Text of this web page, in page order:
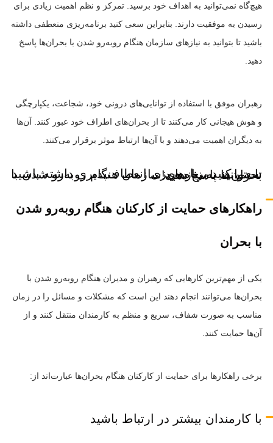
هیچ‌گاه نمی‌توانید به اهداف خود برسید. تمرکز و نظم اهمیت زیادی برای
رسیدن به موفقیت دارند. بنابراین سعی کنید برنامه‌ریزی منعطفی داشته
باشید تا بتوانید به نیازهای سازمان هنگام روبه‌رو شدن با بحران‌ها پاسخ
دهید.
رهبران موفق با استفاده از توانایی‌های درونی خود، شجاعت، یکپارچگی
و هوش هیجانی کار می‌کنند تا از بحران‌های اطراف خود عبور کنند. آن‌ها
به دیگران اهمیت می‌دهند و با آن‌ها ارتباط موثر برقرار می‌کنند.
سعی کنید برنامه‌ریزی انعطاف‌پذیری داشته باشید تا بتوانید به نیازهای سازمان هنگام روبه‌رو شدن با بحران‌ها پاسخ دهید!
راهکارهای حمایت از کارکنان هنگام روبه‌رو شدن
با بحران
یکی از مهم‌ترین کارهایی که رهبران و مدیران هنگام روبه‌رو شدن با
بحران‌ها می‌توانند انجام دهند این است که مشکلات و مسائل را در زمان
مناسب به صورت شفاف، سریع و منظم به کارمندان منتقل کنند و از
آن‌ها حمایت کنند.
برخی راهکارها برای حمایت از کارکنان هنگام بحران‌ها عبارت‌اند از:
با کارمندان بیشتر در ارتباط باشید